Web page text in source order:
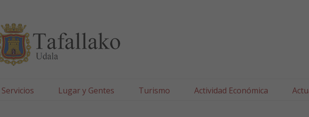
Servicios Lugar y Gentes Turismo Actividad Económica